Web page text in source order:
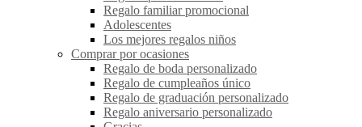
Regalo familiar promocional
Adolescentes
Los mejores regalos niños
Comprar por ocasiones
Regalo de boda personalizado
Regalo de cumpleaños único
Regalo de graduación personalizado
Regalo aniversario personalizado